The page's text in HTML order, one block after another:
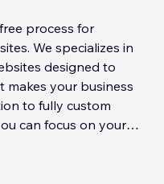
process for
in
designed to
makes your business
to fully custom
can focus on your